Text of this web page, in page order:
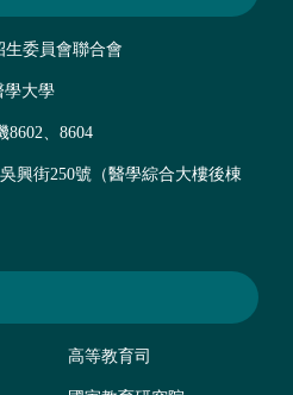
生委員會聯合會
學大學
8602、8604
興街250號（醫學綜合大樓後棟
高等教育司